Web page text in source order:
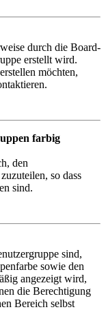
durch die Board-
erstellt wird.
möchten,
farbig
den
so dass
sind.
sind,
sowie den
angezeigt wird,
die Berechtigung
Bereich selbst